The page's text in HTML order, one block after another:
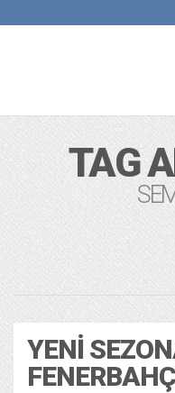
TAG
YENI